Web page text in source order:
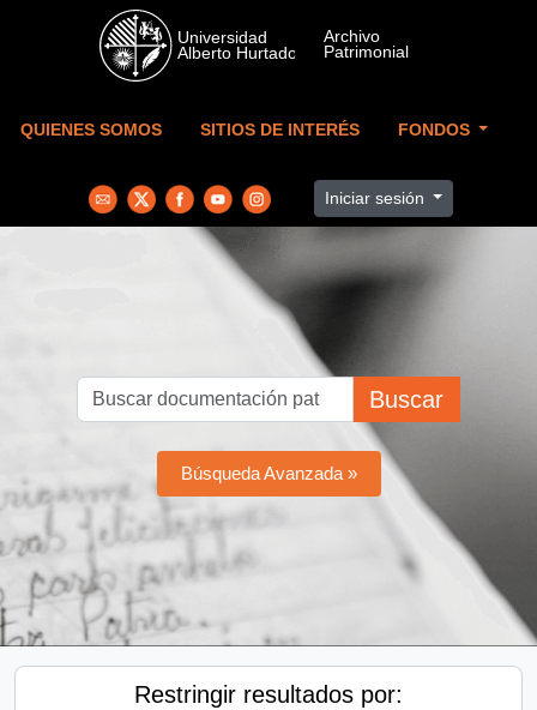
Skip to main content
QUIENES SOMOS SITIOS DE INTERÉS FONDOS
Iniciar sesión
Buscar
Búsqueda Avanzada »
Restringir resultados por: